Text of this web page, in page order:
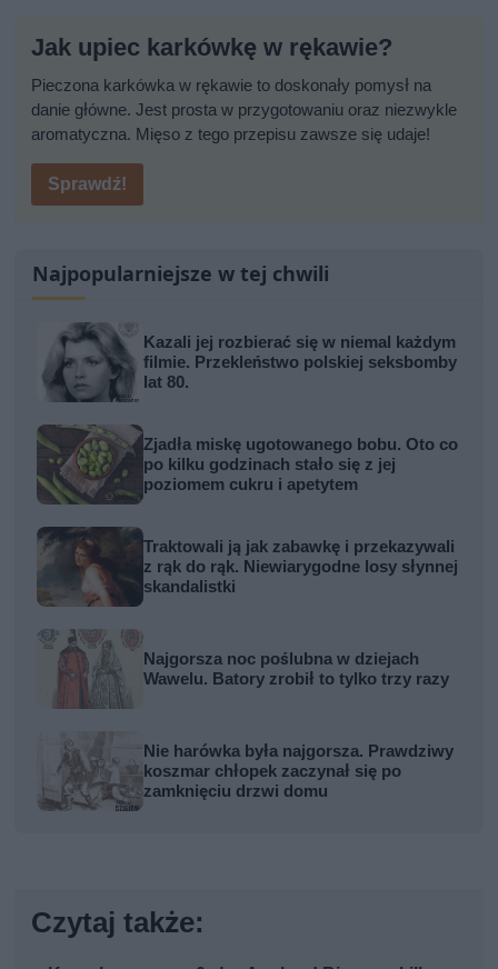
Jak upiec karkówkę w rękawie?
Pieczona karkówka w rękawie to doskonały pomysł na
danie główne. Jest prosta w przygotowaniu oraz niezwykle
aromatyczna. Mięso z tego przepisu zawsze się udaje!
Sprawdź!
Najpopularniejsze w tej chwili
Kazali jej rozbierać się w niemal każdym
filmie. Przekleństwo polskiej seksbomby
lat 80.
Zjadła miskę ugotowanego bobu. Oto co
po kilku godzinach stało się z jej
poziomem cukru i apetytem
Traktowali ją jak zabawkę i przekazywali
z rąk do rąk. Niewiarygodne losy słynnej
skandalistki
Najgorsza noc poślubna w dziejach
Wawelu. Batory zrobił to tylko trzy razy
Nie harówka była najgorsza. Prawdziwy
koszmar chłopek zaczynał się po
zamknięciu drzwi domu
Czytaj także: